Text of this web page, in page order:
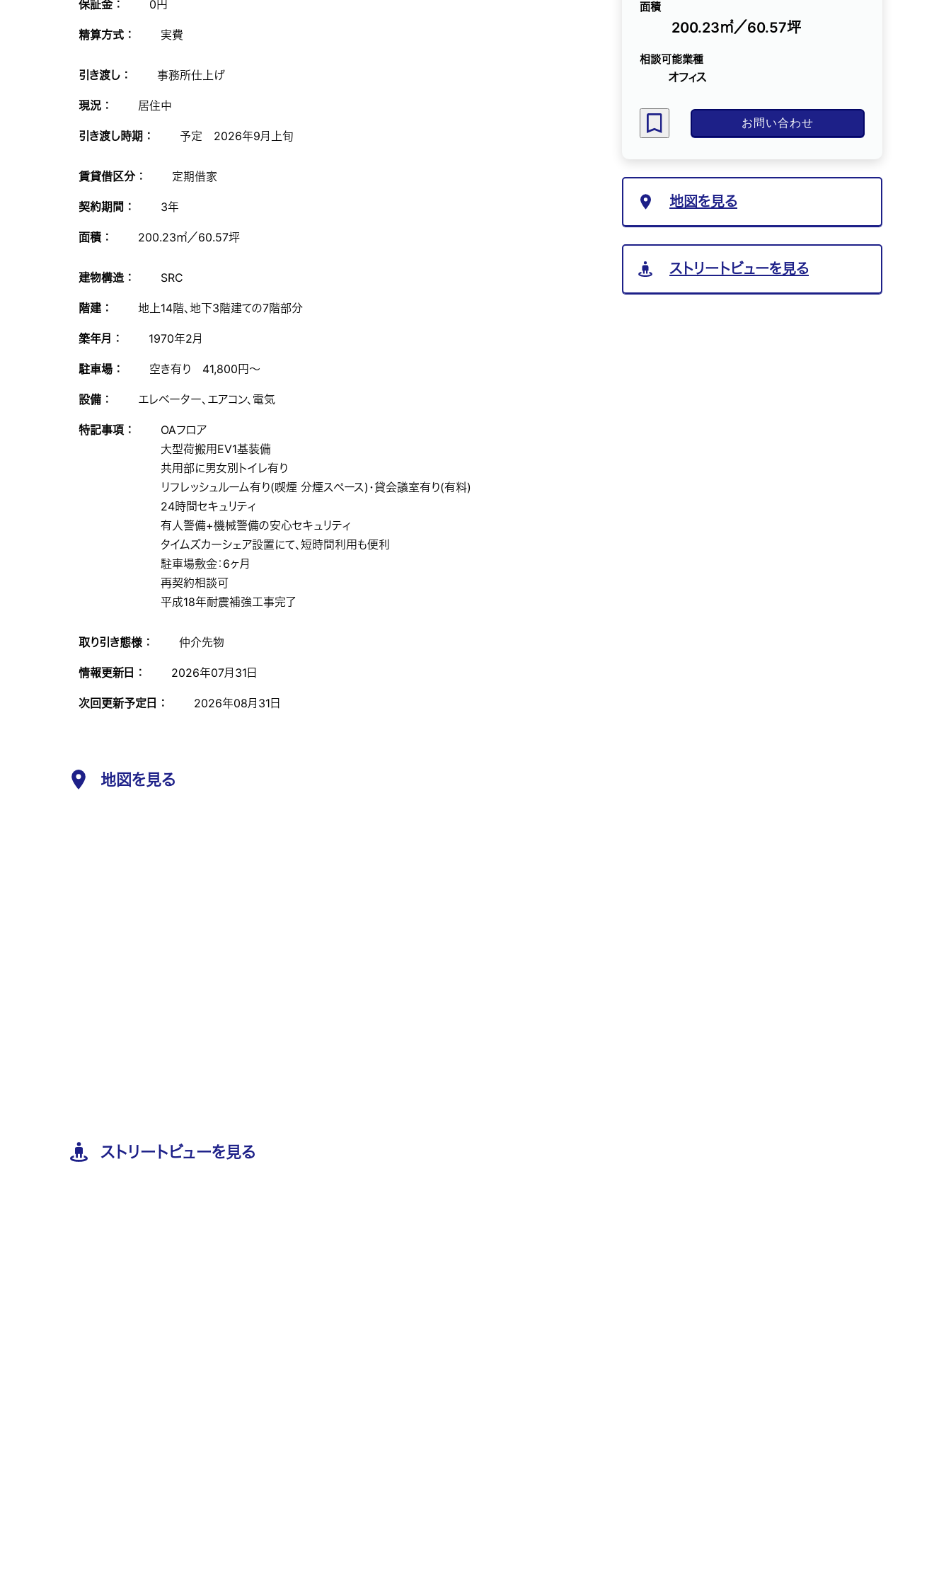
面積
200.23㎡／60.57坪
相談可能業種
オフィス
お問い合わせ
地図を見る
ストリートビューを見る
保証金 ： 0円
精算方式 ： 実費
引き渡し ： 事務所仕上げ
現況 ： 居住中
引き渡し時期 ： 予定 2026年9月上旬
賃貸借区分 ： 定期借家
契約期間 ： 3年
面積 ： 200.23㎡／60.57坪
建物構造 ： SRC
階建 ： 地上14階、地下3階建ての7階部分
築年月 ： 1970年2月
駐車場 ： 空き有り 41,800円～
設備 ： エレベーター、エアコン、電気
特記事項 ：
OAフロア
大型荷搬用EV1基装備
共用部に男女別トイレ有り
リフレッシュルーム有り(喫煙 分煙スペース)・貸会議室有り(有料)
24時間セキュリティ
有人警備+機械警備の安心セキュリティ
タイムズカーシェア設置にて、短時間利用も便利
駐車場敷金：6ヶ月
再契約相談可
平成18年耐震補強工事完了
取り引き態様 ： 仲介先物
情報更新日 ： 2026年07月31日
次回更新予定日 ： 2026年08月31日
地図を見る
ストリートビューを見る